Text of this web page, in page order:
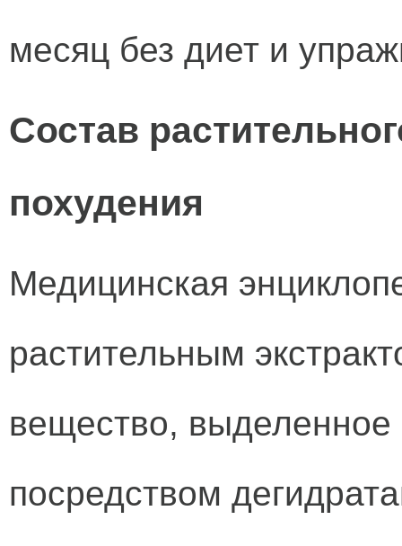
месяц без диет и
Состав
похудения
Медицинская
растительным
вещество, выделенное
посредством